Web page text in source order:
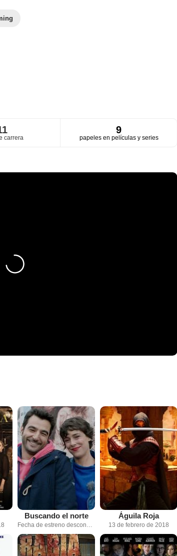
carrera
9
papeles en películas y series
Buscando el norte Águila Roja
13 de febrero de 2018